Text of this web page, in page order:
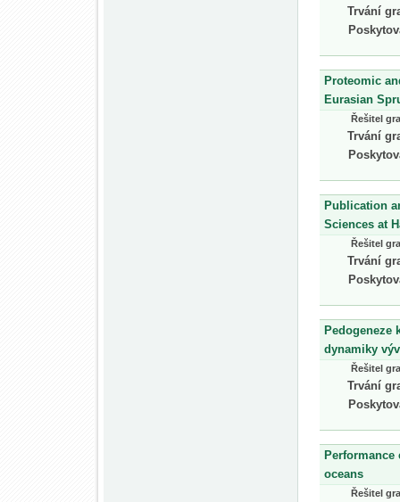
Trvání
Proteomic
Eurasian
Řešitel
Trvání
Publication
Sciences at
Řešitel
Trvání
dynamiky
Řešitel
Trvání
oceans
Řešitel